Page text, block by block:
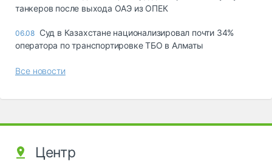
танкеров после выхода ОАЭ из ОПЕК
06.08 Суд в Казахстане национализировал почти 34%
оператора по транспортировке ТБО в Алматы
Все новости
Центр